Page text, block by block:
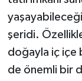
şeridi.
doğayla iç içe
de önemli bir